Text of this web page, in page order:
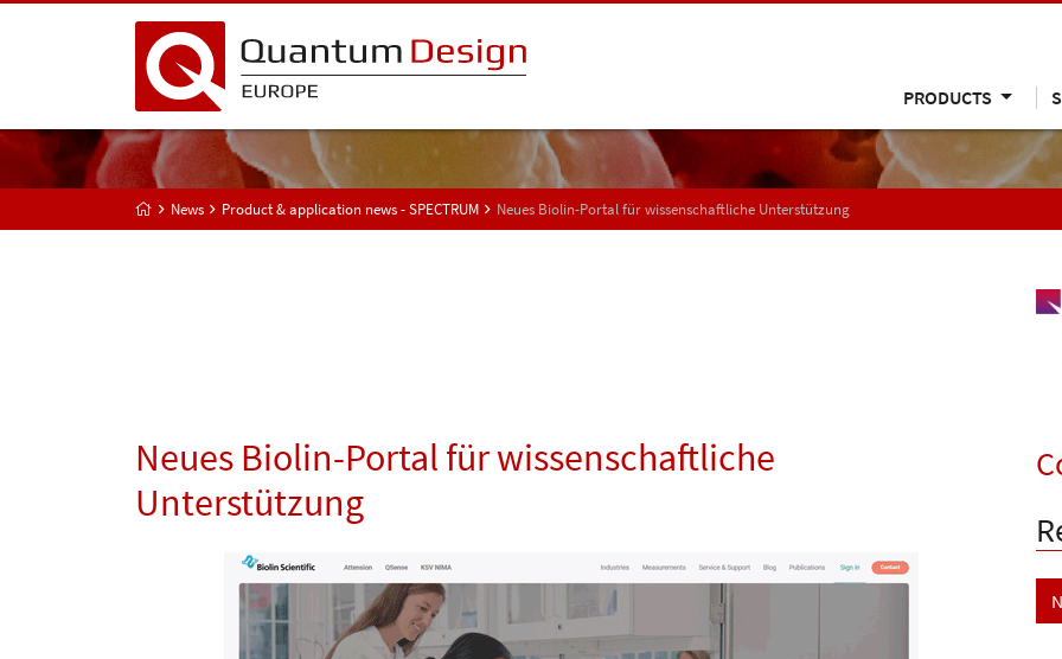
PRODUCTS
News Product & application news - SPECTRUM Neues Biolin-Portal für wissenschaftliche Unterstützung
Neues Biolin-Portal für wissenschaftliche
Unterstützung